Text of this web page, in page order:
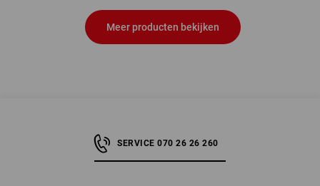
Meer producten bekijken
SERVICE 070 26 26 260